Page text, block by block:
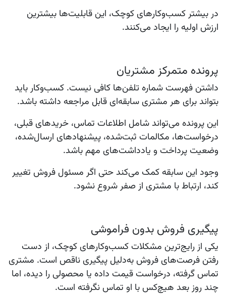
در بیشتر کسب‌وکارهای کوچک، این قابلیت‌ها بیشترین
ارزش اولیه را ایجاد می‌کنند.
پرونده متمرکز مشتریان
داشتن فهرست شماره تلفن‌ها کافی نیست. کسب‌وکار باید
بتواند برای هر مشتری سابقه‌ای قابل مراجعه داشته باشد.
این پرونده می‌تواند شامل اطلاعات تماس، خریدهای قبلی،
درخواست‌ها، مکالمات ثبت‌شده، پیشنهادهای ارسال‌شده،
وضعیت پرداخت و یادداشت‌های مهم باشد.
وجود این سابقه کمک می‌کند حتی اگر مسئول فروش تغییر
کند، ارتباط با مشتری از صفر شروع نشود.
پیگیری فروش بدون فراموشی
یکی از رایج‌ترین مشکلات کسب‌وکارهای کوچک، از دست
رفتن فرصت‌های فروش به‌دلیل پیگیری ناقص است. مشتری
تماس گرفته، درخواست قیمت داده یا محصولی را دیده، اما
چند روز بعد هیچ‌کس با او تماس نگرفته است.